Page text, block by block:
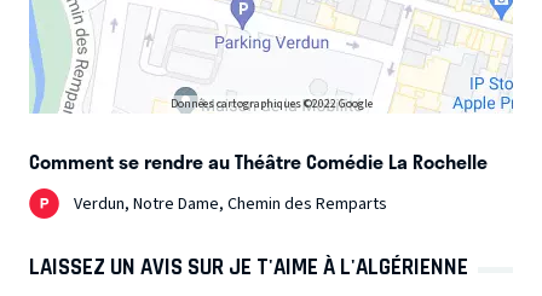
Données cartographiques ©2022 Google
Comment se rendre au Théâtre Comédie La Rochelle
Verdun, Notre Dame, Chemin des Remparts
LAISSEZ UN AVIS SUR JE T'AIME À L'ALGÉRIENNE